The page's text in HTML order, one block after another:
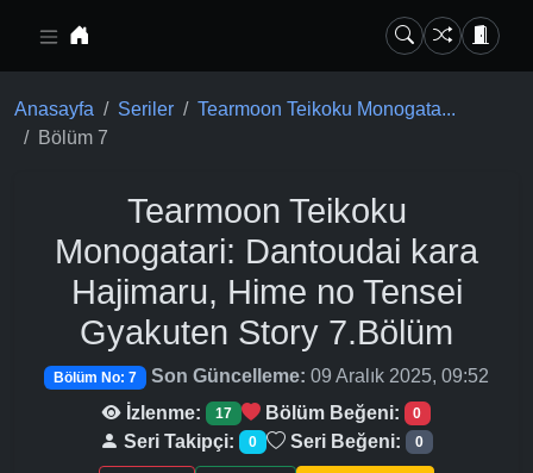
Anasayfa Seriler
Tearmoon Teikoku Monogata...
Bölüm 7
Tearmoon Teikoku
Monogatari: Dantoudai kara
Hajimaru, Hime no Tensei
Gyakuten Story 7.Bölüm
Bölüm No: 7 Son Güncelleme: 09 Aralık 2025, 09:52
İzlenme:
17 Bölüm Beğeni: 0
Seri Takipçi: 0 Seri Beğeni: 0